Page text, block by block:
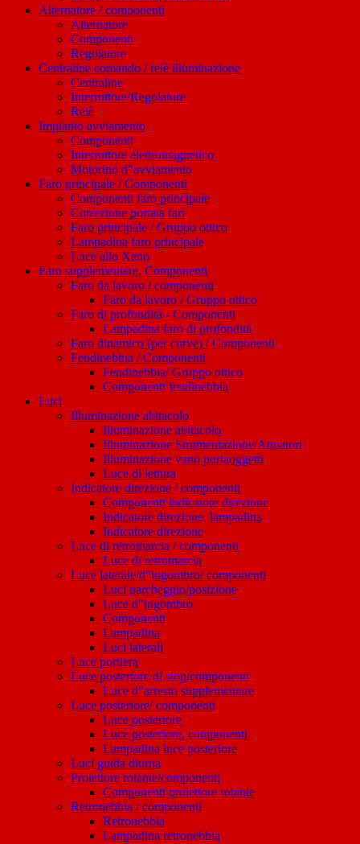
Alternatore / componenti
Alternatore
Componenti
Regolatore
Centraline comando / relè illuminazione
Centraline
Interruttore/Regolatore
Relè
Impianto avviamento
Componenti
Interruttore elettromagnetico
Motorino d"avviamento
Faro principale / Componenti
Componenti faro principale
Correzione portata fari
Faro principale / Gruppo ottico
Lampadina faro principale
Luce allo Xeno
Faro supplementare, Componenti
Faro da lavoro / componenti
Faro da lavoro / Gruppo ottico
Faro di profondità - Componenti
Lampadina faro di profondità
Faro dinamico (per curve) / Componenti
Fendinebbia / Componenti
Fendinebbia/ Gruppo ottico
Componenti fendinebbia
Luci
Illuminazione abitacolo
Illuminazione abitacolo
Illuminazione Strumentazione/Attuatori
Illuminazione vano portaoggetti
Luce di lettura
Indicatore direzione / componenti
Componenti indicatore direzione
Indicatore direzione, lampadina
Indicatore direzione
Luce di retromarcia / componenti
Luce di retromarcia
Luce laterale/d"ingombro/ componenti
Luci parcheggio/posizione
Luce d"ingombro
Componenti
Lampadina
Luci laterali
Luce portiera
Luce posteriore di stop/componenti
Luce d"arresto supplementare
Luce posteriore/ componenti
Luce posteriore
Luce posteriore, componenti
Lampadina luce posteriore
Luci guida diurna
Proiettore rotante/componenti
Componenti proiettore rotante
Retronebbia / componenti
Retronebbia
Lampadina retronebbia